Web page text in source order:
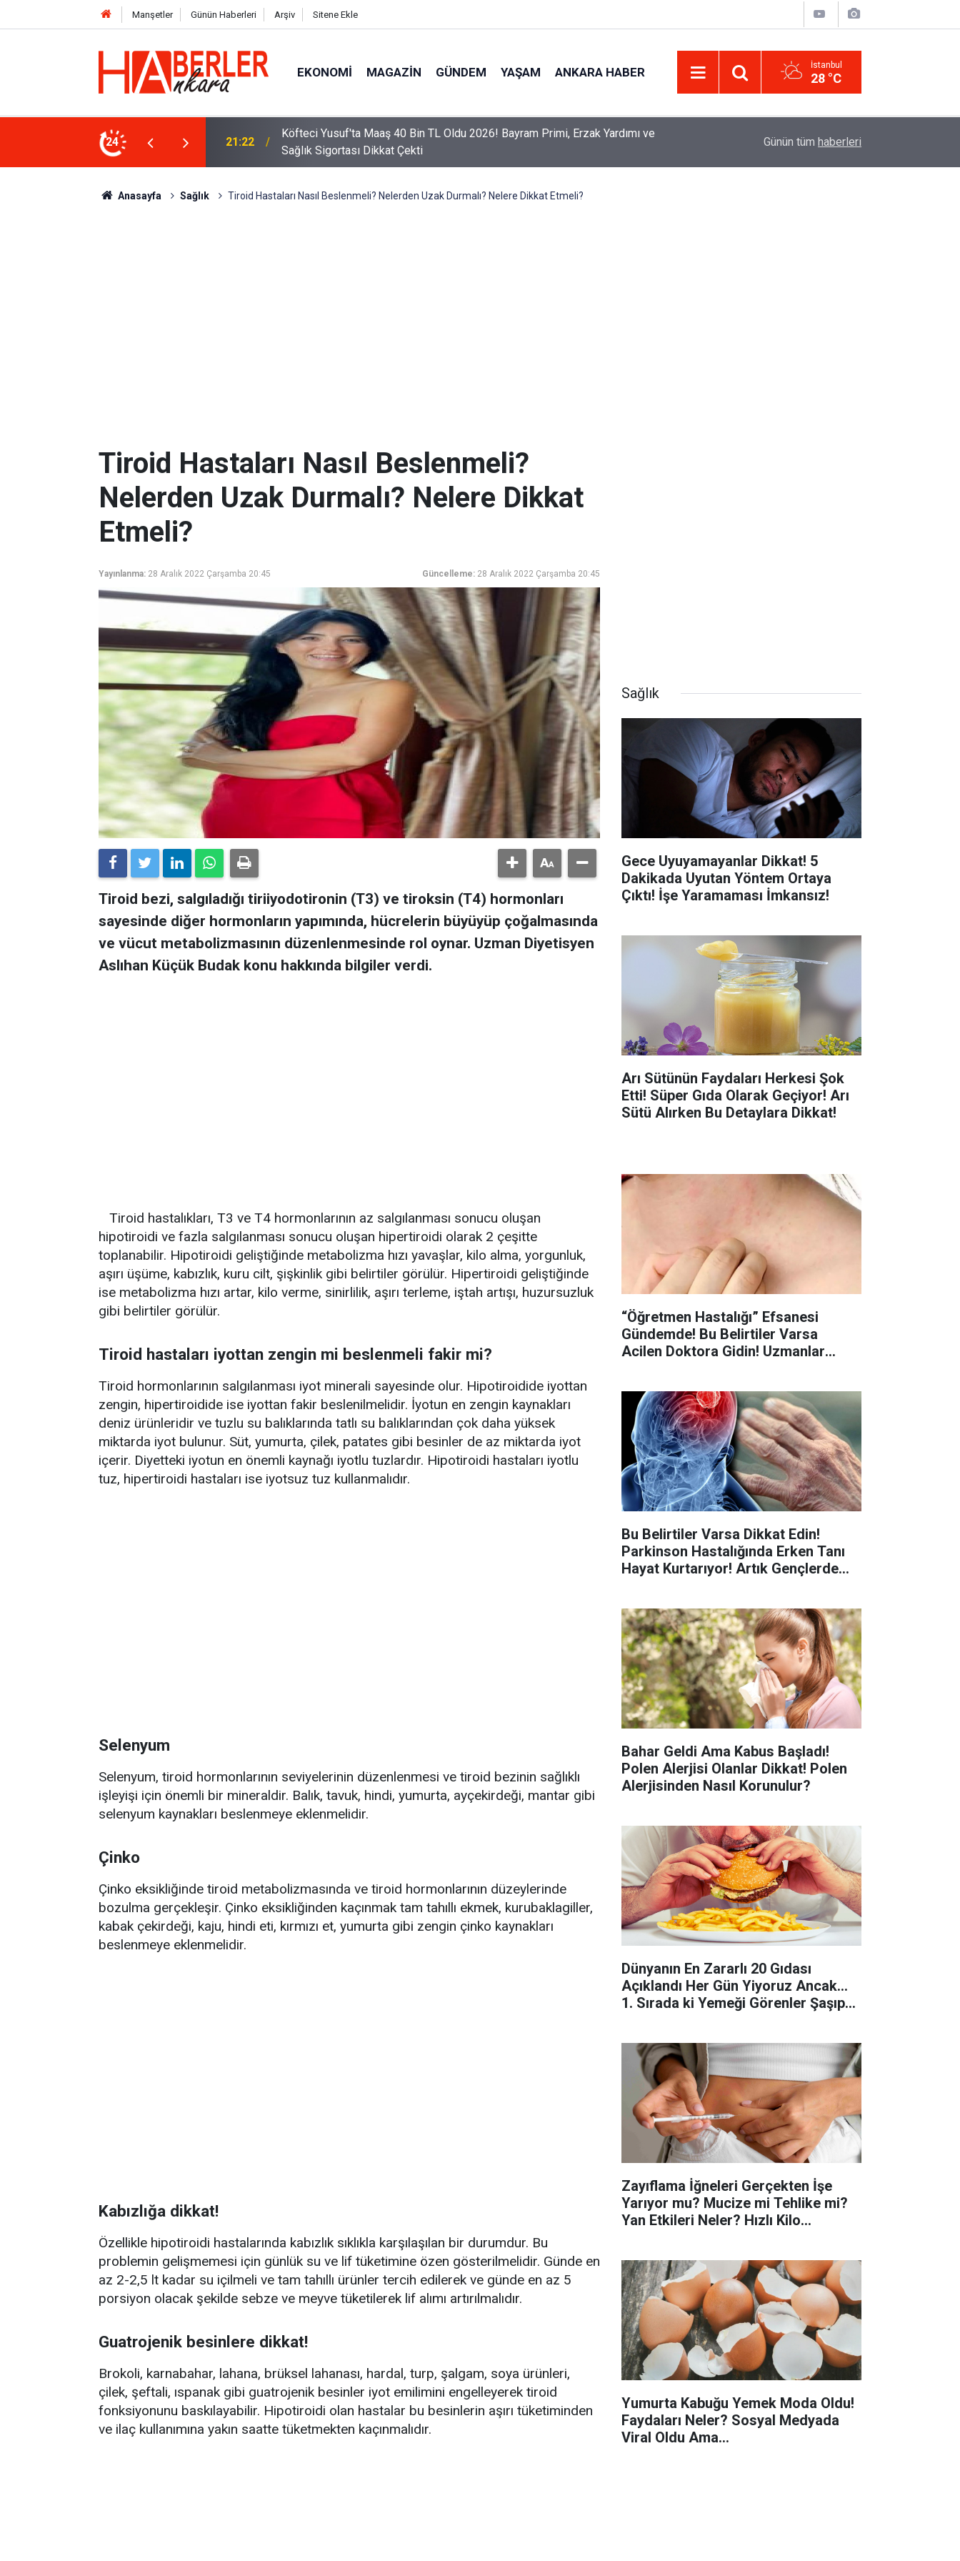
Manşetler Günün Haberleri Arşiv Sitene Ekle
EKONOMI MAGAZIN GÜNDEM YAŞAM ANKARA HABER İstanbul
28 °C
24
2026! Bayram Primi, Erzak Yardımı ve
12:33 Sürücüler Dikkat! Yeni Dönemde 3 İhlal Ehliyet İptaline Neden Olacak
Uzadı, Ödeme Kuralları Değişti
Günün tüm haberleri
Anasayfa Sağlık Tiroid Hastaları Nasıl Beslenmeli? Nelerden Uzak Durmalı? Nelere Dikkat Etmeli?
Tiroid Hastaları Nasıl Beslenmeli?
Nelerden Uzak Durmalı? Nelere Dikkat
Etmeli?
Yayınlanma: 28 Aralık 2022 Çarşamba 20:45 Güncelleme: 28 Aralık 2022 Çarşamba 20:45
Tiroid bezi, salgıladığı tiriiyodotironin (T3) ve tiroksin (T4) hormonları
sayesinde diğer hormonların yapımında, hücrelerin büyüyüp çoğalmasında
ve vücut metabolizmasının düzenlenmesinde rol oynar. Uzman Diyetisyen
Aslıhan Küçük Budak konu hakkında bilgiler verdi.
Tiroid hastalıkları, T3 ve T4 hormonlarının az salgılanması sonucu oluşan
hipotiroidi ve fazla salgılanması sonucu oluşan hipertiroidi olarak 2 çeşitte
toplanabilir. Hipotiroidi geliştiğinde metabolizma hızı yavaşlar, kilo alma, yorgunluk,
aşırı üşüme, kabızlık, kuru cilt, şişkinlik gibi belirtiler görülür. Hipertiroidi geliştiğinde
ise metabolizma hızı artar, kilo verme, sinirlilik, aşırı terleme, iştah artışı, huzursuzluk
gibi belirtiler görülür.
Tiroid hastaları iyottan zengin mi beslenmeli fakir mi?
Tiroid hormonlarının salgılanması iyot minerali sayesinde olur. Hipotiroidide iyottan
zengin, hipertiroidide ise iyottan fakir beslenilmelidir. İyotun en zengin kaynakları
deniz ürünleridir ve tuzlu su balıklarında tatlı su balıklarından çok daha yüksek
miktarda iyot bulunur. Süt, yumurta, çilek, patates gibi besinler de az miktarda iyot
içerir. Diyetteki iyotun en önemli kaynağı iyotlu tuzlardır. Hipotiroidi hastaları iyotlu
tuz, hipertiroidi hastaları ise iyotsuz tuz kullanmalıdır.
Selenyum
Selenyum, tiroid hormonlarının seviyelerinin düzenlenmesi ve tiroid bezinin sağlıklı
işleyişi için önemli bir mineraldir. Balık, tavuk, hindi, yumurta, ayçekirdeği, mantar gibi
selenyum kaynakları beslenmeye eklenmelidir.
Çinko
Çinko eksikliğinde tiroid metabolizmasında ve tiroid hormonlarının düzeylerinde
bozulma gerçekleşir. Çinko eksikliğinden kaçınmak tam tahıllı ekmek, kurubaklagiller,
kabak çekirdeği, kaju, hindi eti, kırmızı et, yumurta gibi zengin çinko kaynakları
beslenmeye eklenmelidir.
Kabızlığa dikkat!
Özellikle hipotiroidi hastalarında kabızlık sıklıkla karşılaşılan bir durumdur. Bu
problemin gelişmemesi için günlük su ve lif tüketimine özen gösterilmelidir. Günde en
az 2-2,5 lt kadar su içilmeli ve tam tahıllı ürünler tercih edilerek ve günde en az 5
porsiyon olacak şekilde sebze ve meyve tüketilerek lif alımı artırılmalıdır.
Guatrojenik besinlere dikkat!
Brokoli, karnabahar, lahana, brüksel lahanası, hardal, turp, şalgam, soya ürünleri,
çilek, şeftali, ıspanak gibi guatrojenik besinler iyot emilimini engelleyerek tiroid
fonksiyonunu baskılayabilir. Hipotiroidi olan hastalar bu besinlerin aşırı tüketiminden
ve ilaç kullanımına yakın saatte tüketmekten kaçınmalıdır.
Sağlık
Gece Uyuyamayanlar Dikkat! 5
Dakikada Uyutan Yöntem Ortaya
Çıktı! İşe Yaramaması İmkansız!
Arı Sütünün Faydaları Herkesi Şok
Etti! Süper Gıda Olarak Geçiyor! Arı
Sütü Alırken Bu Detaylara Dikkat!
“Öğretmen Hastalığı” Efsanesi
Gündemde! Bu Belirtiler Varsa
Acilen Doktora Gidin! Uzmanlar
Bu Belirtiler Varsa Dikkat Edin!
Parkinson Hastalığında Erken Tanı
Hayat Kurtarıyor! Artık Gençlerde
Bahar Geldi Ama Kabus Başladı!
Polen Alerjisi Olanlar Dikkat! Polen
Alerjisinden Nasıl Korunulur?
Dünyanın En Zararlı 20 Gıdası
Açıklandı Her Gün Yiyoruz Ancak...
1. Sırada ki Yemeği Görenler Şaşıp
Zayıflama İğneleri Gerçekten İşe
Yarıyor mu? Mucize mi Tehlike mi?
Yan Etkileri Neler? Hızlı Kilo
Yumurta Kabuğu Yemek Moda Oldu!
Faydaları Neler? Sosyal Medyada
Viral Oldu Ama...